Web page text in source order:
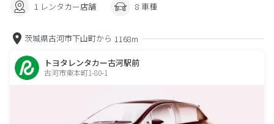
1 レンタカー店舗 8 車種
茨城県古河市下山町から 1168m
トヨタレンタカー古河駅前
古河市東本町1-80-1